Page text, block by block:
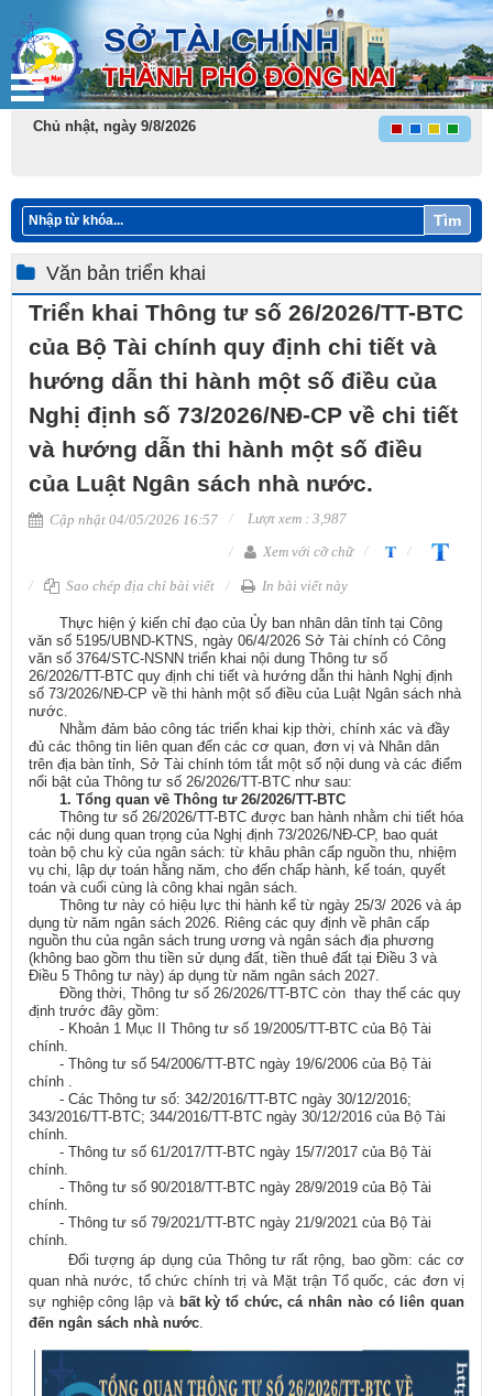
Chủ nhật, ngày 9/8/2026
Tìm
Văn bản triển khai
Triển khai Thông tư số 26/2026/TT-BTC
của Bộ Tài chính quy định chi tiết và
hướng dẫn thi hành một số điều của
Nghị định số 73/2026/NĐ-CP về chi tiết
và hướng dẫn thi hành một số điều
của Luật Ngân sách nhà nước.
Cập nhật 04/05/2026 16:57
Lượt xem : 3,987
Xem với cỡ chữ
Sao chép địa chỉ bài viết In bài viết này
Thực hiện ý kiến chỉ đạo của Ủy ban nhân dân tỉnh tại Công
văn số 5195/UBND-KTNS, ngày 06/4/2026 Sở Tài chính có Công
văn số 3764/STC-NSNN triển khai nội dung Thông tư số
26/2026/TT-BTC quy định chi tiết và hướng dẫn thi hành Nghị định
số 73/2026/NĐ-CP về thi hành một số điều của Luật Ngân sách nhà
nước.
Nhằm đảm bảo công tác triển khai kịp thời, chính xác và đầy
đủ các thông tin liên quan đến các cơ quan, đơn vị và Nhân dân
trên địa bàn tỉnh, Sở Tài chính tóm tắt một số nội dung và các điểm
nổi bật của Thông tư số 26/2026/TT-BTC như sau:
1. Tổng quan về Thông tư 26/2026/TT-BTC
Thông tư số 26/2026/TT-BTC được ban hành nhằm chi tiết hóa
các nội dung quan trọng của Nghị định 73/2026/NĐ-CP, bao quát
toàn bộ chu kỳ của ngân sách: từ khâu phân cấp nguồn thu, nhiệm
vụ chi, lập dự toán hằng năm, cho đến chấp hành, kế toán, quyết
toán và cuối cùng là công khai ngân sách.
Thông tư này có hiệu lực thi hành kể từ ngày 25/3/ 2026 và áp
dụng từ năm ngân sách 2026. Riêng các quy định về phân cấp
nguồn thu của ngân sách trung ương và ngân sách địa phương
(không bao gồm thu tiền sử dụng đất, tiền thuê đất tại Điều 3 và
Điều 5 Thông tư này) áp dụng từ năm ngân sách 2027.
Đồng thời, Thông tư số 26/2026/TT-BTC còn thay thế các quy
định trước đây gồm:
- Khoản 1 Mục II Thông tư số 19/2005/TT-BTC của Bộ Tài
chính.
- Thông tư số 54/2006/TT-BTC ngày 19/6/2006 của Bộ Tài
chính .
- Các Thông tư số: 342/2016/TT-BTC ngày 30/12/2016;
343/2016/TT-BTC; 344/2016/TT-BTC ngày 30/12/2016 của Bộ Tài
chính.
- Thông tư số 61/2017/TT-BTC ngày 15/7/2017 của Bộ Tài
chính.
- Thông tư số 90/2018/TT-BTC ngày 28/9/2019 của Bộ Tài
chính.
- Thông tư số 79/2021/TT-BTC ngày 21/9/2021 của Bộ Tài
chính.
Đối tượng áp dụng của Thông tư rất rộng, bao gồm: các cơ
quan nhà nước, tổ chức chính trị và Mặt trận Tổ quốc, các đơn vị
sự nghiệp công lập và bất kỳ tổ chức, cá nhân nào có liên quan
đến ngân sách nhà nước